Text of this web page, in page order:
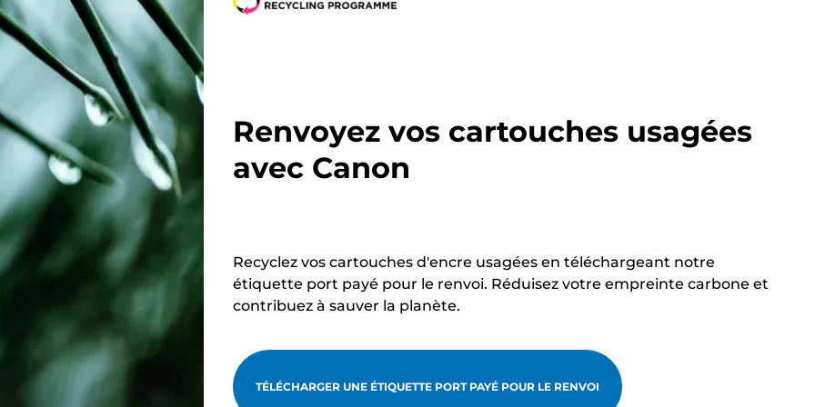
t
e
e
Renvoyez vos cartouches usagées
avec Canon
Recyclez vos cartouches d'encre usagées en téléchargeant notre
étiquette port payé pour le renvoi. Réduisez votre empreinte carbone et
contribuez à sauver la planète.
TÉLÉCHARGER UNE ÉTIQUETTE PORT PAYÉ POUR LE RENVOI